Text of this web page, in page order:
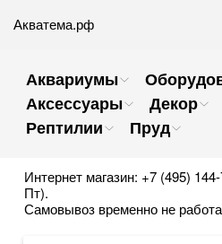
Акватема.рф
Аквариумы
Аксессуары
Декор
Рептилии
Пруд
Интернет магазин: +7 (495)
Пт).
Самовывоз временно не